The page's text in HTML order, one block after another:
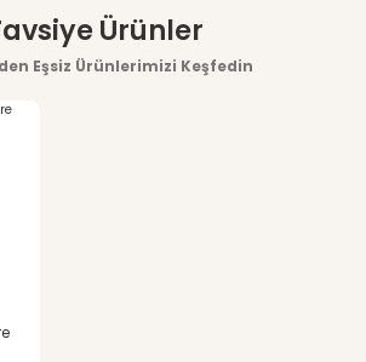
resim, ürün açıklamalarında ve diğer
noktaları öneri formunu
daha pahalı.
Ürünler
Eşsiz Ürünlerimizi Keşfedin